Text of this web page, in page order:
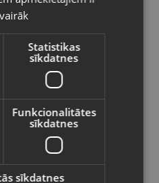
256GB
izvēlētajā
Statistikas
sīkdatnes
Funkcionalitātes
sīkdatnes
sīkdatnes